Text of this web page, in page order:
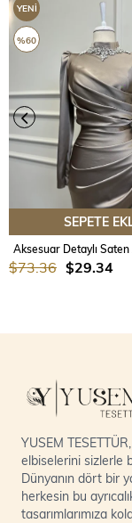
SEPETE
Aksesuar Detaylı
$29.34
$73.36
YENI
ÜRÜN
%60
YUSEM
elbiselerini sizlerle
Dünyanın dört bir
herkesin bu
tasarımlarımıza